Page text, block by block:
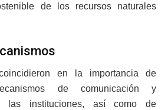
de los recursos naturales
en la importancia de
de comunicación y
las instituciones, así como de